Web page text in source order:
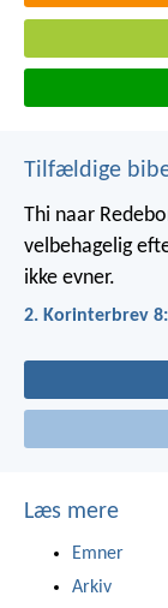
Tilfældige
Thi naar
velbehagelig
ikke evner.
2. Korinterbrev
Læs mere
Emner
Arkiv